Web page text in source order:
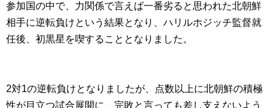
参加国の中で、力関係で言えば一番劣ると思われた北朝鮮
相手に逆転負けという結果となり、ハリルホジッチ監督就
任後、初黒星を喫することとなりました。
2対1の逆転負けとなりましたが、点数以上に北朝鮮の積極
性が目立つ試合展開に、完敗と言っても差し支えないよう